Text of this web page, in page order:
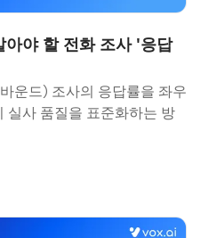
야 할 전화 조사 '응답
운드) 조사의 응답률을 좌우
실사 품질을 표준화하는 방